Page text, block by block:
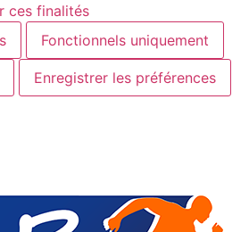
ces finalités
Fonctionnels uniquement
Enregistrer les préférences